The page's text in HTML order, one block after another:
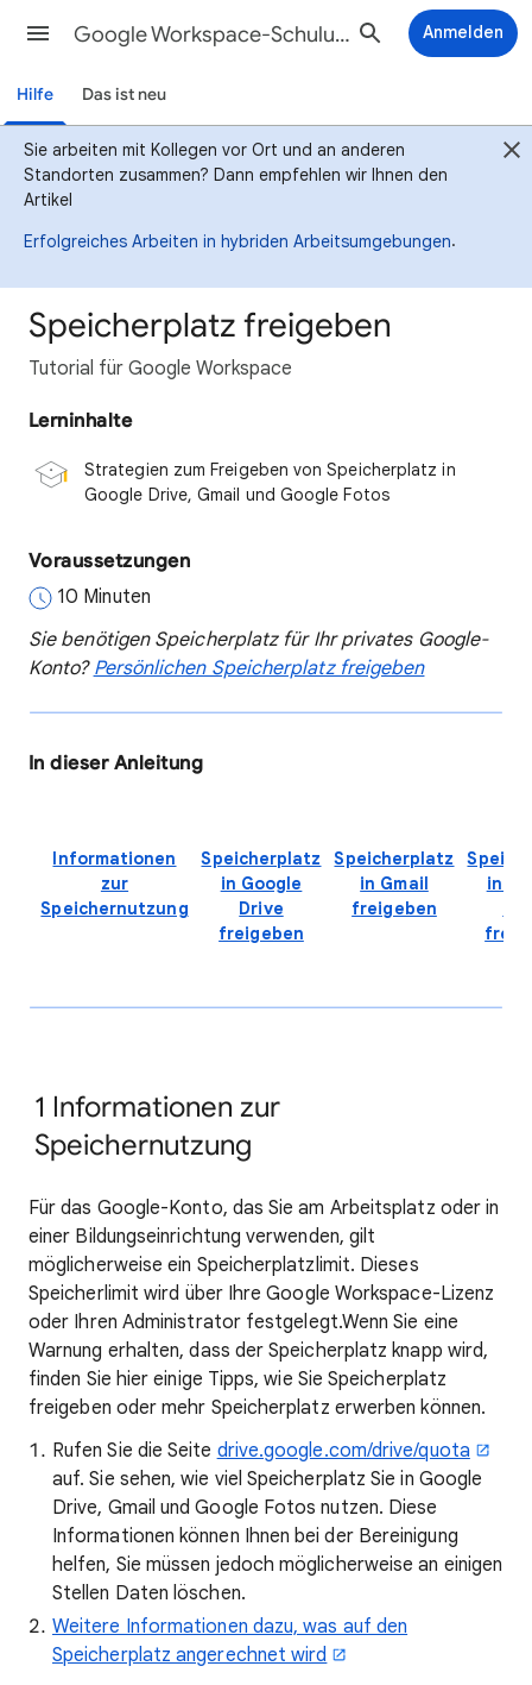
Google Workspace-Schulungscenter Anmelden
Hilfe Das ist neu
Sie arbeiten mit Kollegen vor Ort und an anderen
Standorten zusammen? Dann empfehlen wir Ihnen den
Artikel
Erfolgreiches Arbeiten in hybriden Arbeitsumgebungen.
Speicherplatz freigeben
Tutorial für Google Workspace
Lerninhalte
Strategien zum Freigeben von Speicherplatz in
Google Drive, Gmail und Google Fotos
Voraussetzungen
10 Minuten
Sie benötigen Speicherplatz für Ihr privates Google-
Konto? Persönlichen Speicherplatz freigeben
In dieser Anleitung
Informationen
zur
Speichernutzung
Speicherplatz
in Google
Drive
freigeben
Speicherplatz
in Gmail
freigeben
in
1 Informationen zur
Speichernutzung
Für das Google-Konto, das Sie am Arbeitsplatz oder in
einer Bildungseinrichtung verwenden, gilt
möglicherweise ein Speicherplatzlimit. Dieses
Speicherlimit wird über Ihre Google Workspace-Lizenz
oder Ihren Administrator festgelegt.Wenn Sie eine
Warnung erhalten, dass der Speicherplatz knapp wird,
finden Sie hier einige Tipps, wie Sie Speicherplatz
freigeben oder mehr Speicherplatz erwerben können.
Rufen Sie die Seite drive.google.com/drive/quota
auf. Sie sehen, wie viel Speicherplatz Sie in Google
Drive, Gmail und Google Fotos nutzen. Diese
Informationen können Ihnen bei der Bereinigung
helfen, Sie müssen jedoch möglicherweise an einigen
Stellen Daten löschen.
Weitere Informationen dazu, was auf den
Speicherplatz angerechnet wird